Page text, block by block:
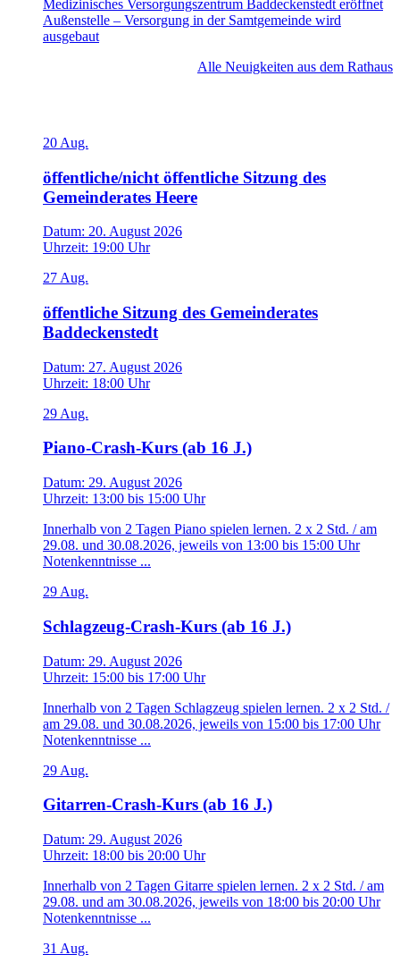
Medizinisches Versorgungszentrum Baddeckenstedt eröffnet
Außenstelle – Versorgung in der Samtgemeinde wird
ausgebaut
Alle Neuigkeiten aus dem Rathaus
20 Aug.
öffentliche/nicht öffentliche Sitzung des
Gemeinderates Heere
Datum: 20. August 2026
Uhrzeit: 19:00 Uhr
27 Aug.
öffentliche Sitzung des Gemeinderates
Baddeckenstedt
Datum: 27. August 2026
Uhrzeit: 18:00 Uhr
29 Aug.
Piano-Crash-Kurs (ab 16 J.)
Datum: 29. August 2026
Uhrzeit: 13:00 bis 15:00 Uhr
Innerhalb von 2 Tagen Piano spielen lernen. 2 x 2 Std. / am
29.08. und 30.08.2026, jeweils von 13:00 bis 15:00 Uhr
Notenkenntnisse ...
29 Aug.
Schlagzeug-Crash-Kurs (ab 16 J.)
Datum: 29. August 2026
Uhrzeit: 15:00 bis 17:00 Uhr
Innerhalb von 2 Tagen Schlagzeug spielen lernen. 2 x 2 Std. /
am 29.08. und 30.08.2026, jeweils von 15:00 bis 17:00 Uhr
Notenkenntnisse ...
29 Aug.
Gitarren-Crash-Kurs (ab 16 J.)
Datum: 29. August 2026
Uhrzeit: 18:00 bis 20:00 Uhr
Innerhalb von 2 Tagen Gitarre spielen lernen. 2 x 2 Std. / am
29.08. und am 30.08.2026, jeweils von 18:00 bis 20:00 Uhr
Notenkenntnisse ...
31 Aug.